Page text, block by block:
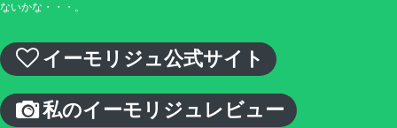
ないかな・・・。
イーモリジュ公式サイト
私のイーモリジュレビュー